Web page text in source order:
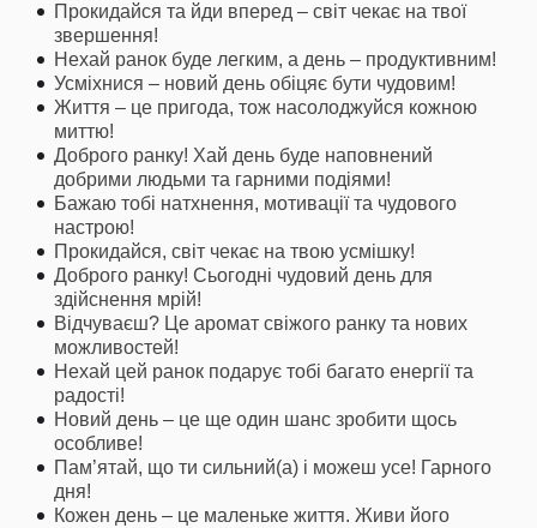
Прокидайся та йди вперед – світ чекає на твої
звершення!
Нехай ранок буде легким, а день – продуктивним!
Усміхнися – новий день обіцяє бути чудовим!
Життя – це пригода, тож насолоджуйся кожною
миттю!
Доброго ранку! Хай день буде наповнений
добрими людьми та гарними подіями!
Бажаю тобі натхнення, мотивації та чудового
настрою!
Прокидайся, світ чекає на твою усмішку!
Доброго ранку! Сьогодні чудовий день для
здійснення мрій!
Відчуваєш? Це аромат свіжого ранку та нових
можливостей!
Нехай цей ранок подарує тобі багато енергії та
радості!
Новий день – це ще один шанс зробити щось
особливе!
Пам’ятай, що ти сильний(а) і можеш усе! Гарного
дня!
Кожен день – це маленьке життя. Живи його